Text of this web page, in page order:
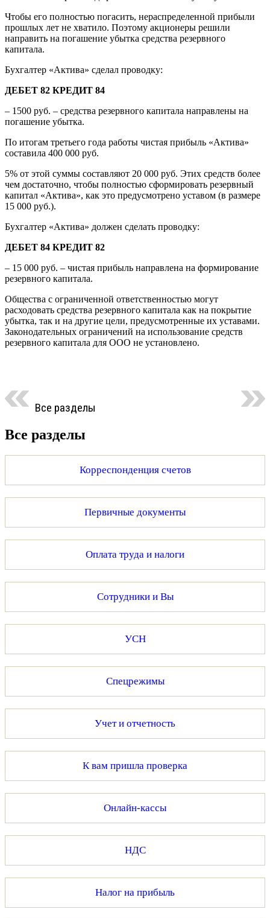
Чтобы его полностью погасить, нераспределенной прибыли
прошлых лет не хватило. Поэтому акционеры решили
направить на погашение убытка средства резервного
капитала.
Бухгалтер «Актива» сделал проводку:
ДЕБЕТ 82 КРЕДИТ 84
– 1500 руб. – средства резервного капитала направлены на
погашение убытка.
По итогам третьего года работы чистая прибыль «Актива»
составила 400 000 руб.
5% от этой суммы составляют 20 000 руб. Этих средств более
чем достаточно, чтобы полностью сформировать резервный
капитал «Актива», как это предусмотрено уставом (в размере
15 000 руб.).
Бухгалтер «Актива» должен сделать проводку:
ДЕБЕТ 84 КРЕДИТ 82
– 15 000 руб. – чистая прибыль направлена на формирование
резервного капитала.
Общества с ограниченной ответственностью могут
расходовать средства резервного капитала как на покрытие
убытка, так и на другие цели, предусмотренные их уставами.
Законодательных ограничений на использование средств
резервного капитала для ООО не установлено.
Все разделы
Все разделы
Корреспонденция счетов
Первичные документы
Оплата труда и налоги
Сотрудники и Вы
УСН
Спецрежимы
Учет и отчетность
К вам пришла проверка
Онлайн-кассы
НДС
Налог на прибыль